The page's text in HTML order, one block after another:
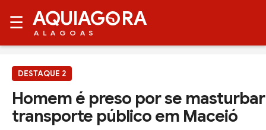
☰ AQUIAG RA
ALAGOAS
DESTAQUE 2
Homem é preso por se
transporte público em Maceió